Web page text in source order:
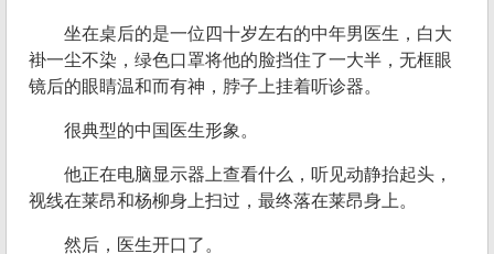
坐在桌后的是一位四十岁左右的中年男医生，白大
褂一尘不染，绿色口罩将他的脸挡住了一大半，无框眼
镜后的眼睛温和而有神，脖子上挂着听诊器。
很典型的中国医生形象。
他正在电脑显示器上查看什么，听见动静抬起头，
视线在莱昂和杨柳身上扫过，最终落在莱昂身上。
然后，医生开口了。